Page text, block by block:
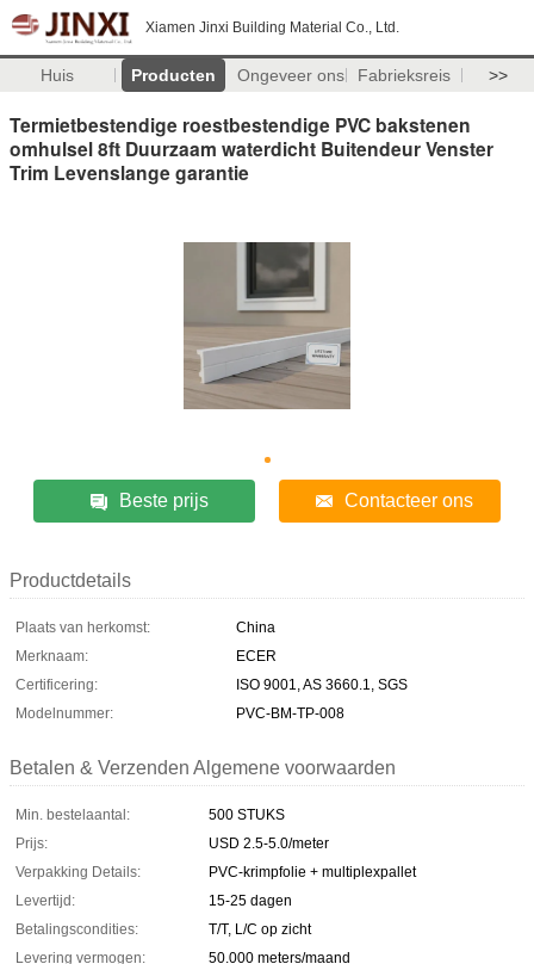
Xiamen Jinxi Building Material Co., Ltd.
Huis Producten Ongeveer ons Fabrieksreis >>
Termietbestendige roestbestendige PVC bakstenen
omhulsel 8ft Duurzaam waterdicht Buitendeur Venster
Trim Levenslange garantie
Beste prijs Contacteer ons
Productdetails
Plaats van herkomst:
China
Merknaam:
ECER
Certificering:
ISO 9001, AS 3660.1, SGS
Modelnummer:
PVC-BM-TP-008
Betalen & Verzenden Algemene voorwaarden
Min. bestelaantal:
500 STUKS
Prijs:
USD 2.5-5.0/meter
Verpakking Details:
PVC-krimpfolie + multiplexpallet
Levertijd:
15-25 dagen
Betalingscondities:
T/T, L/C op zicht
Levering vermogen:
50.000 meters/maand